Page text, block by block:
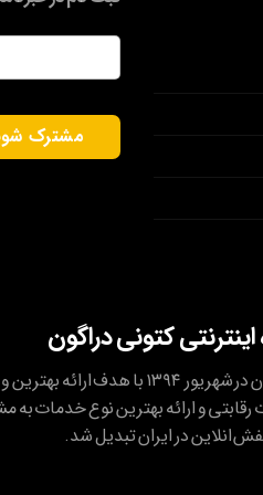
ایمیل*
کتونی دراگون
کتونی دراگون در شهریور
و ارائه بهترین نوع خدمات به
انلاین در ایران تبدیل شد.